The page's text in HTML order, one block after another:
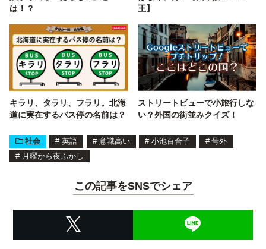
は！？
王】
キラリ、タラリ、フラリ。北海
道に実在するバス停の名前は？
ストリートビューで小旅行しな
い？外国の街並みクイズ！
社会 # 英語 # 意識高い # 小池百合子 # 号外
# 月曜から夜ふかし
この記事をSNSでシェア